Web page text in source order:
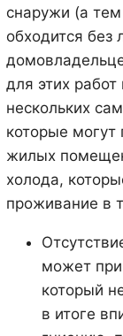
снаружи (а тем
обходится без
для этих
нескольких
которые могут
жилых
холода,
проживание в
может
который
в итоге